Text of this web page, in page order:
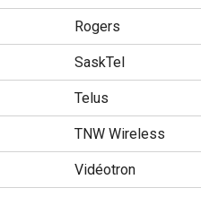
Rogers
SaskTel
Telus
TNW Wireless
Vidéotron